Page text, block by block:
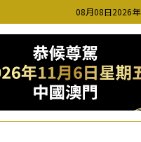
08月08日2026年